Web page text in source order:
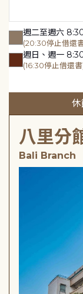
週二至週六
(20:30停止借還
週日、週一
(16:30停止借還書
八里分
Bali Branch